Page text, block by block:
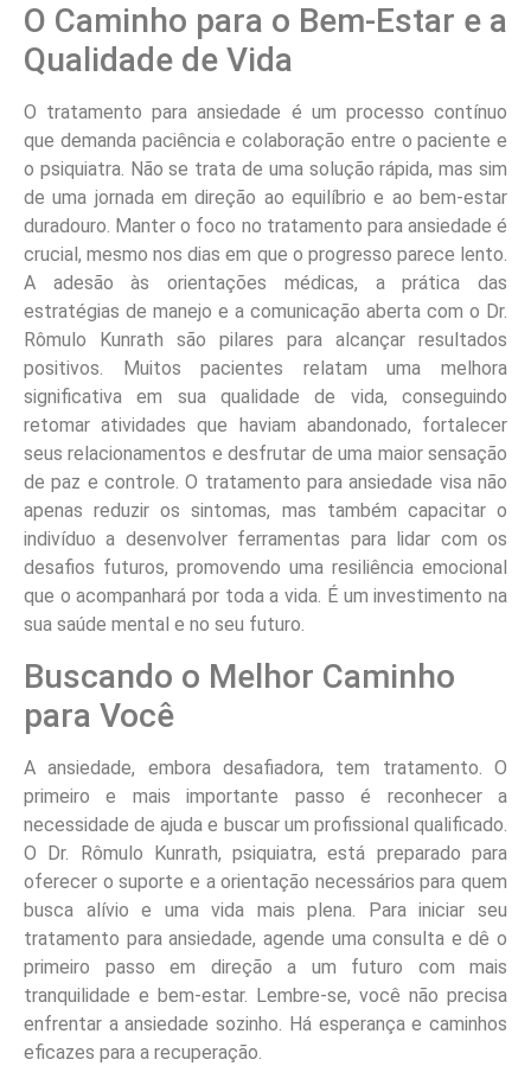
O Caminho para o Bem-Estar e a
Qualidade de Vida
O tratamento para ansiedade é um processo contínuo
que demanda paciência e colaboração entre o paciente e
o psiquiatra. Não se trata de uma solução rápida, mas sim
de uma jornada em direção ao equilíbrio e ao bem-estar
duradouro. Manter o foco no tratamento para ansiedade é
crucial, mesmo nos dias em que o progresso parece lento.
A adesão às orientações médicas, a prática das
estratégias de manejo e a comunicação aberta com o Dr.
Rômulo Kunrath são pilares para alcançar resultados
positivos. Muitos pacientes relatam uma melhora
significativa em sua qualidade de vida, conseguindo
retomar atividades que haviam abandonado, fortalecer
seus relacionamentos e desfrutar de uma maior sensação
de paz e controle. O tratamento para ansiedade visa não
apenas reduzir os sintomas, mas também capacitar o
indivíduo a desenvolver ferramentas para lidar com os
desafios futuros, promovendo uma resiliência emocional
que o acompanhará por toda a vida. É um investimento na
sua saúde mental e no seu futuro.
Buscando o Melhor Caminho
para Você
A ansiedade, embora desafiadora, tem tratamento. O
primeiro e mais importante passo é reconhecer a
necessidade de ajuda e buscar um profissional qualificado.
O Dr. Rômulo Kunrath, psiquiatra, está preparado para
oferecer o suporte e a orientação necessários para quem
busca alívio e uma vida mais plena. Para iniciar seu
tratamento para ansiedade, agende uma consulta e dê o
primeiro passo em direção a um futuro com mais
tranquilidade e bem-estar. Lembre-se, você não precisa
enfrentar a ansiedade sozinho. Há esperança e caminhos
eficazes para a recuperação.